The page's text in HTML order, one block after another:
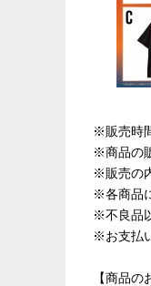
※販売時
※商品の
※販売の
※各商品
※不良品
※お支払
【商品の